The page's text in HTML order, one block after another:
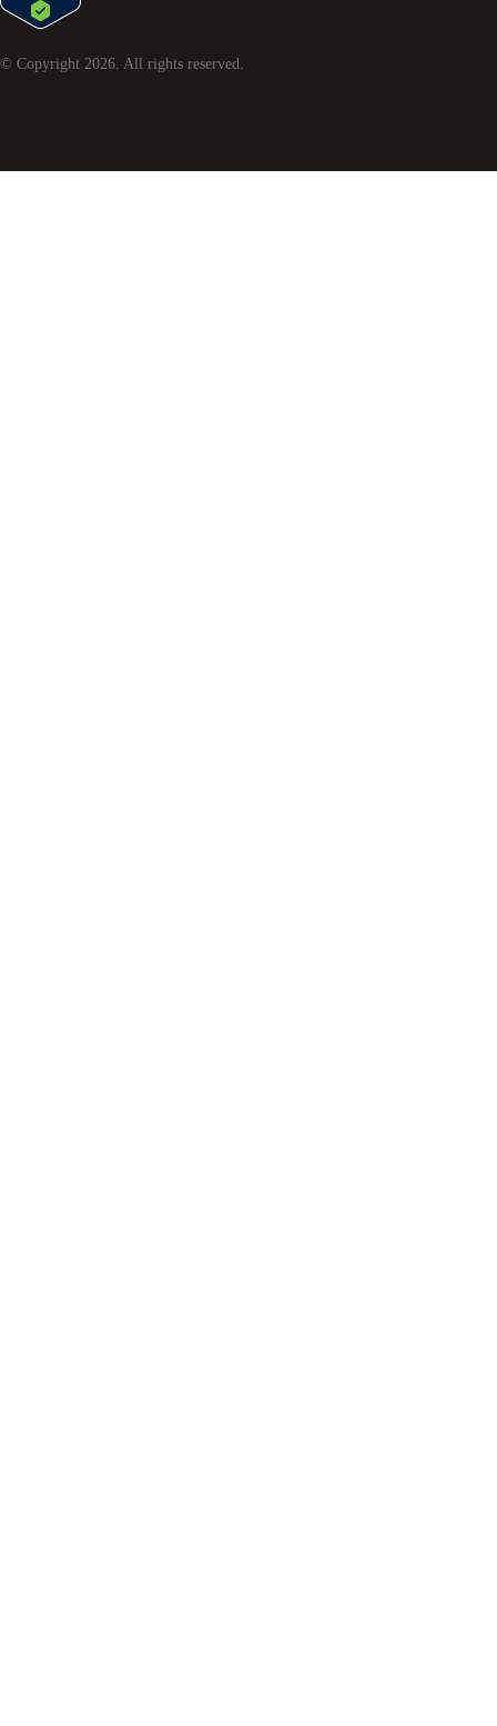
© Copyright 2026. All rights reserved.